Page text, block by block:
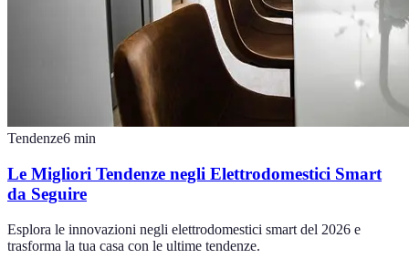
Tendenze6 min
Le Migliori Tendenze negli Elettrodomestici Smart
da Seguire
Esplora le innovazioni negli elettrodomestici smart del 2026 e
trasforma la tua casa con le ultime tendenze.